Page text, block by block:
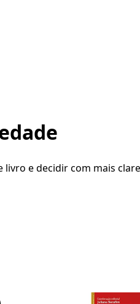
e decidir com mais